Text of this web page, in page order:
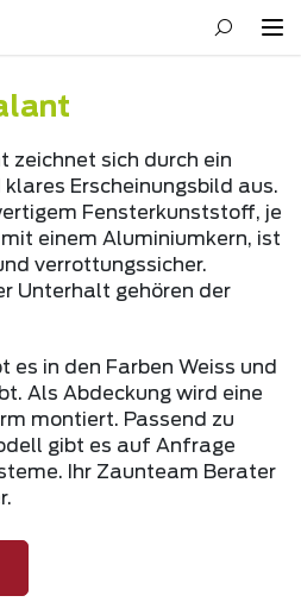
zeichnet sich durch ein
Erscheinungsbild aus.
Fensterkunststoff, je
einem Aluminiumkern, ist
verrottungssicher.
Unterhalt gehören der
es in den Farben Weiss und
Als Abdeckung wird eine
montiert. Passend zu
gibt es auf Anfrage
Ihr Zaunteam Berater